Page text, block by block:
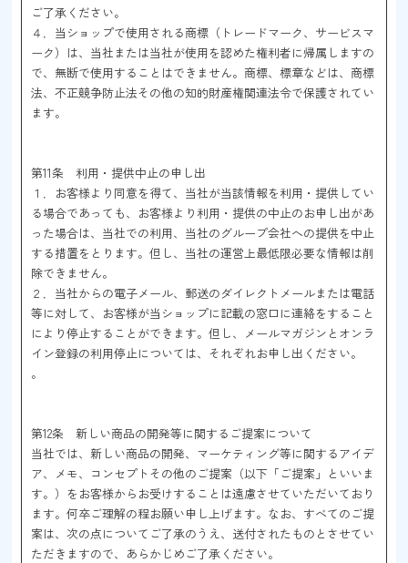
ご了承ください。
４．当ショップで使用される商標（トレードマーク、サービスマ
ーク）は、当社または当社が使用を認めた権利者に帰属しますの
で、無断で使用することはできません。商標、標章などは、商標
法、不正競争防止法その他の知的財産権関連法令で保護されてい
ます。
第11条 利用・提供中止の申し出
１．お客様より同意を得て、当社が当該情報を利用・提供してい
る場合であっても、お客様より利用・提供の中止のお申し出があ
った場合は、当社での利用、当社のグループ会社への提供を中止
する措置をとります。但し、当社の運営上最低限必要な情報は削
除できません。
２．当社からの電子メール、郵送のダイレクトメールまたは電話
等に対して、お客様が当ショップに記載の窓口に連絡をすること
により停止することができます。但し、メールマガジンとオンラ
イン登録の利用停止については、それぞれお申し出ください。
。
第12条 新しい商品の開発等に関するご提案について
当社では、新しい商品の開発、マーケティング等に関するアイデ
ア、メモ、コンセプトその他のご提案（以下「ご提案」といいま
す。）をお客様からお受けすることは遠慮させていただいており
ます。何卒ご理解の程お願い申し上げます。なお、すべてのご提
案は、次の点についてご了承のうえ、送付されたものとさせてい
ただきますので、あらかじめご了承ください。